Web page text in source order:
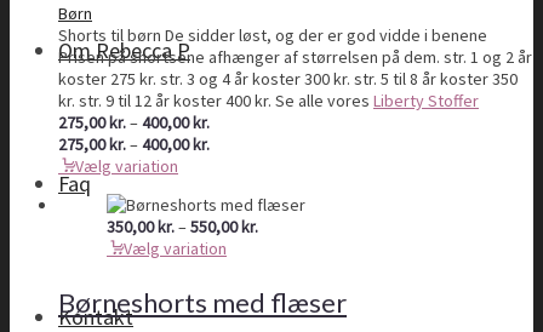
Om Rebecca P
Faq
Kontakt
Børn
Shorts til børn De sidder løst, og der er god vidde i benene
Prisen på shortsene afhænger af størrelsen på dem. str. 1 og 2 år
koster 275 kr. str. 3 og 4 år koster 300 kr. str. 5 til 8 år koster 350
kr. str. 9 til 12 år koster 400 kr. Se alle vores Liberty Stoffer
275,00kr.–400,00kr.Prisinterval:
275,00 kr.
275,00kr.–400,00kr.Prisinterval:
400,00 kr.
Vælg variation
350,00kr.–550,00kr.Prisinterval:
550,00 kr.
Vælg variation
Børneshorts med flæser